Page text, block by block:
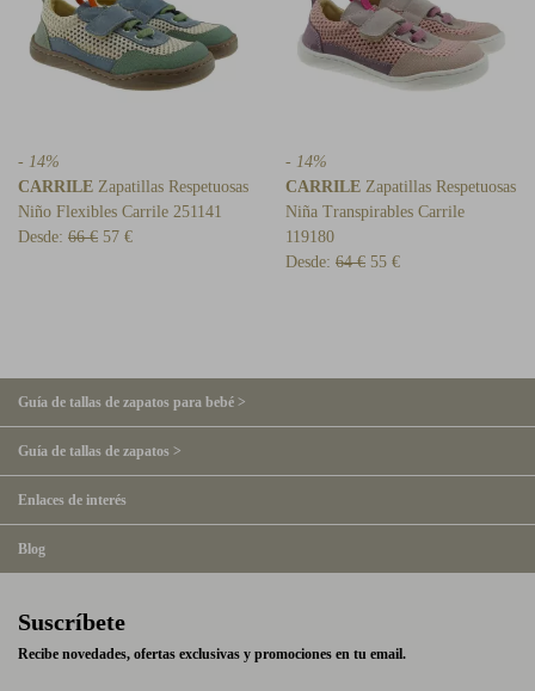
- 14%
CARRILE Zapatillas Respetuosas
Niño Flexibles Carrile 251141
Desde: 66 € 57 €
- 14%
CARRILE Zapatillas Respetuosas
Niña Transpirables Carrile
119180
Desde: 64 € 55 €
Guía de tallas de zapatos para bebé >
Guía de tallas de zapatos >
Enlaces de interés
Blog
Suscríbete
Recibe novedades, ofertas exclusivas y promociones en tu email.